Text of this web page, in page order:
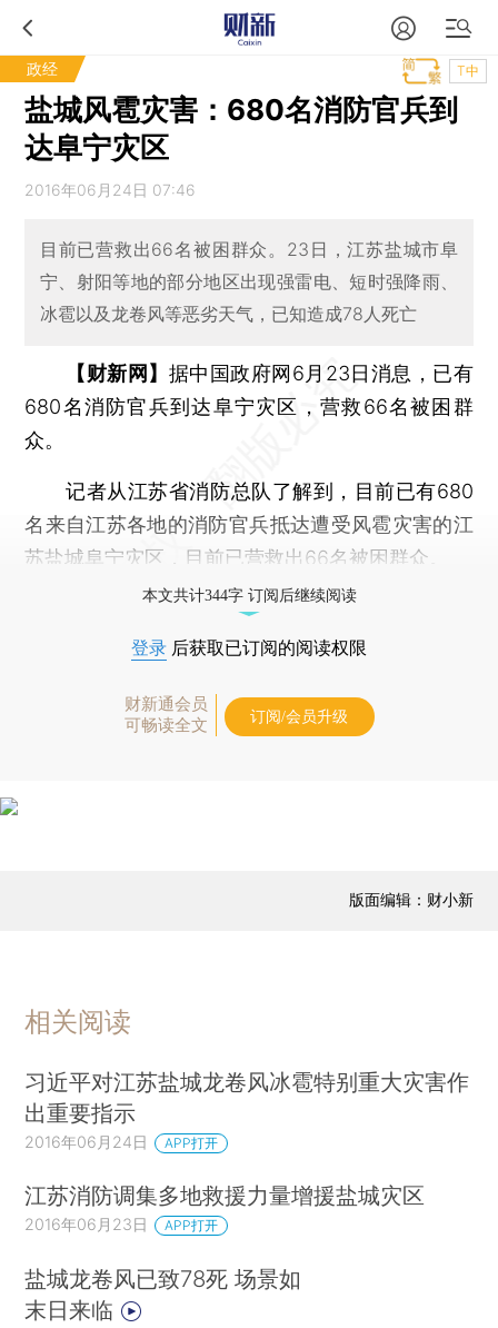
政经 T中
盐城风雹灾害：680名消防官兵到
达阜宁灾区
2016年06月24日 07:46
目前已营救出66名被困群众。23日，江苏盐城市阜
宁、射阳等地的部分地区出现强雷电、短时强降雨、
冰雹以及龙卷风等恶劣天气，已知造成78人死亡
【财新网】 据中国政府网6月23日消息，已有
680名消防官兵到达阜宁灾区，营救66名被困群
众。
记者从江苏省消防总队了解到，目前已有680
名来自江苏各地的消防官兵抵达遭受风雹灾害的江
苏盐城阜宁灾区，目前已营救出66名被困群众。
本文共计344字 订阅后继续阅读
登录 后获取已订阅的阅读权限
财新通会员
可畅读全文
订阅/会员升级
版面编辑：财小新
相关阅读
习近平对江苏盐城龙卷风冰雹特别重大灾害作
出重要指示
2016年06月24日 APP打开
江苏消防调集多地救援力量增援盐城灾区
2016年06月23日 APP打开
盐城龙卷风已致78死 场景如
末日来临